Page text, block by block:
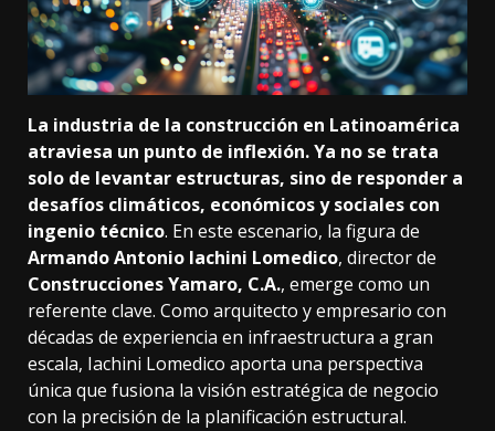
La industria de la construcción en Latinoamérica
atraviesa un punto de inflexión. Ya no se trata
solo de levantar estructuras, sino de responder a
desafíos climáticos, económicos y sociales con
ingenio técnico. En este escenario, la figura de
Armando Antonio Iachini Lomedico, director de
Construcciones Yamaro, C.A., emerge como un
referente clave. Como arquitecto y empresario con
décadas de experiencia en infraestructura a gran
escala, Iachini Lomedico aporta una perspectiva
única que fusiona la visión estratégica de negocio
con la precisión de la planificación estructural.